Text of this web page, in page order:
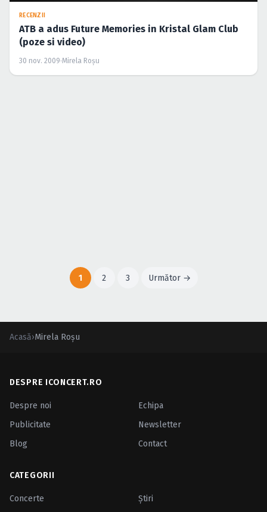
RECENZII
ATB a adus Future Memories in Kristal Glam Club
(poze si video)
30 nov. 2009·Mirela Roşu
1 2 3 Următor →
Acasă›Mirela Roşu
DESPRE ICONCERT.RO
Despre noi
Echipa
Publicitate
Newsletter
Blog
Contact
CATEGORII
Concerte
Ştiri